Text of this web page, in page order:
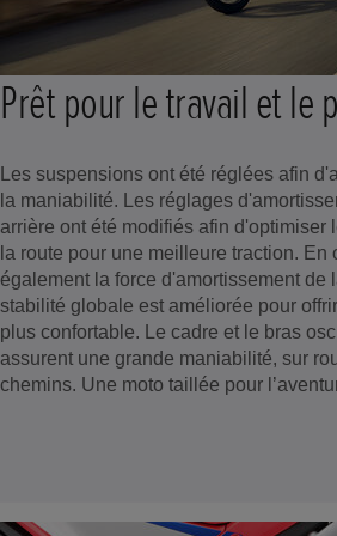
Prêt pour le travail et le
Les suspensions ont été réglées afin
la maniabilité. Les réglages
arrière ont été modifiés afin d'optimiser
la route pour une meilleure traction. En
également la force d'amortissement de
stabilité globale est améliorée pour
plus confortable. Le cadre et le bras
assurent une grande maniabilité, sur
chemins. Une moto taillée pour